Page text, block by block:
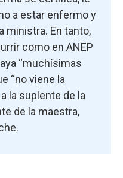
a estar enfermo y
ministra. En tanto,
como en ANEP
“muchísimas
“no viene la
la suplente de la
de la maestra,